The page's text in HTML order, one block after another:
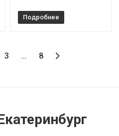
Подробнее
3 ... 8